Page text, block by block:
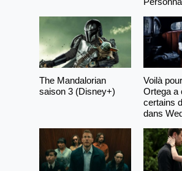
The Mandalorian
saison 3 (Disney+)
Voilà
Ortega a
certains
dans